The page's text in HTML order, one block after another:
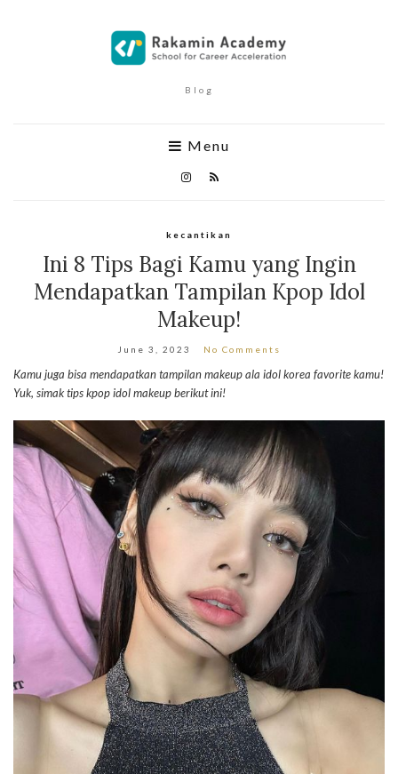
Blog
Menu
kecantikan
Ini 8 Tips Bagi Kamu yang Ingin
Mendapatkan Tampilan Kpop Idol
Makeup!
June 3, 2023 No Comments
Kamu juga bisa mendapatkan tampilan makeup ala idol korea favorite kamu!
Yuk, simak tips kpop idol makeup berikut ini!